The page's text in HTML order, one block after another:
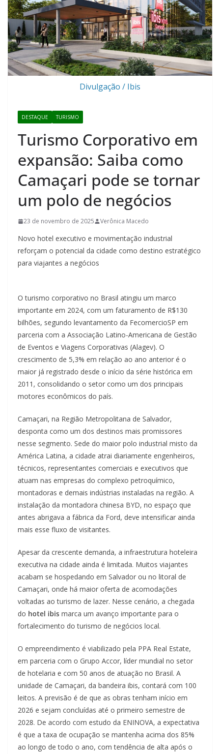
Divulgação / Ibis
DESTAQUE TURISMO
Turismo Corporativo em
expansão: Saiba como
Camaçari pode se tornar
um polo de negócios
23 de novembro de 2025 Verônica Macedo
Novo hotel executivo e movimentação industrial
reforçam o potencial da cidade como destino estratégico
para viajantes a negócios
O turismo corporativo no Brasil atingiu um marco
importante em 2024, com um faturamento de R$130
bilhões, segundo levantamento da FecomercioSP em
parceria com a Associação Latino-Americana de Gestão
de Eventos e Viagens Corporativas (Alagev). O
crescimento de 5,3% em relação ao ano anterior é o
maior já registrado desde o início da série histórica em
2011, consolidando o setor como um dos principais
motores econômicos do país.
Camaçari, na Região Metropolitana de Salvador,
desponta como um dos destinos mais promissores
nesse segmento. Sede do maior polo industrial misto da
América Latina, a cidade atrai diariamente engenheiros,
técnicos, representantes comerciais e executivos que
atuam nas empresas do complexo petroquímico,
montadoras e demais indústrias instaladas na região. A
instalação da montadora chinesa BYD, no espaço que
antes abrigava a fábrica da Ford, deve intensificar ainda
mais esse fluxo de visitantes.
Apesar da crescente demanda, a infraestrutura hoteleira
executiva na cidade ainda é limitada. Muitos viajantes
acabam se hospedando em Salvador ou no litoral de
Camaçari, onde há maior oferta de acomodações
voltadas ao turismo de lazer. Nesse cenário, a chegada
do hotel ibis marca um avanço importante para o
fortalecimento do turismo de negócios local.
O empreendimento é viabilizado pela PPA Real Estate,
em parceria com o Grupo Accor, líder mundial no setor
de hotelaria e com 50 anos de atuação no Brasil. A
unidade de Camaçari, da bandeira ibis, contará com 100
leitos. A previsão é de que as obras tenham início em
2026 e sejam concluídas até o primeiro semestre de
2028. De acordo com estudo da ENINOVA, a expectativa
é que a taxa de ocupação se mantenha acima dos 85%
ao longo de todo o ano, com tendência de alta após o